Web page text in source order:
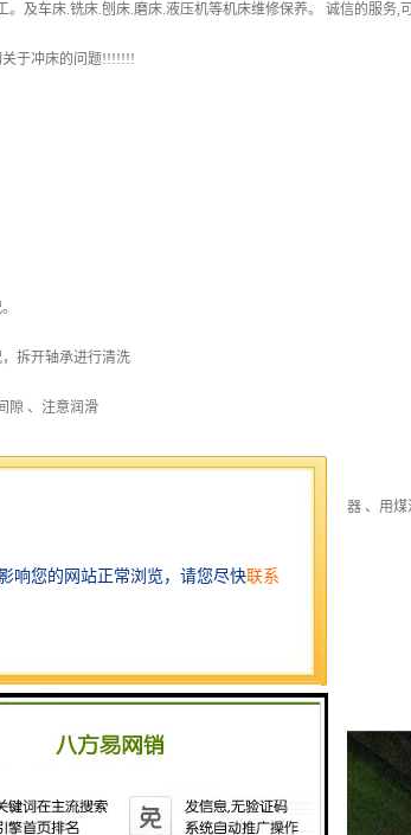
及车床.铣床.刨床.磨床.液压机等机床维修保养。 诚信的服务,
于冲床的问题!!!!!!!
拆开轴承进行清洗
隙 、注意润滑
更换弹簧、研刮键的结合间隙
损 、制动轮上有油打滑 调整制动弹簧张力、更换制动器 、用